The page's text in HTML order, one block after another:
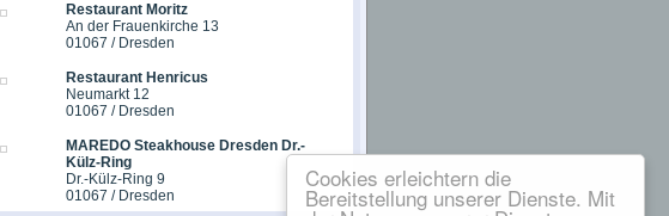
Cookies erleichtern die
Bereitstellung unserer Dienste. Mit
Restaurant Moritz
An der Frauenkirche 13
01067 / Dresden
Restaurant Henricus
Neumarkt 12
01067 / Dresden
MAREDO Steakhouse Dresden Dr.-
Külz-Ring
Dr.-Külz-Ring 9
01067 / Dresden